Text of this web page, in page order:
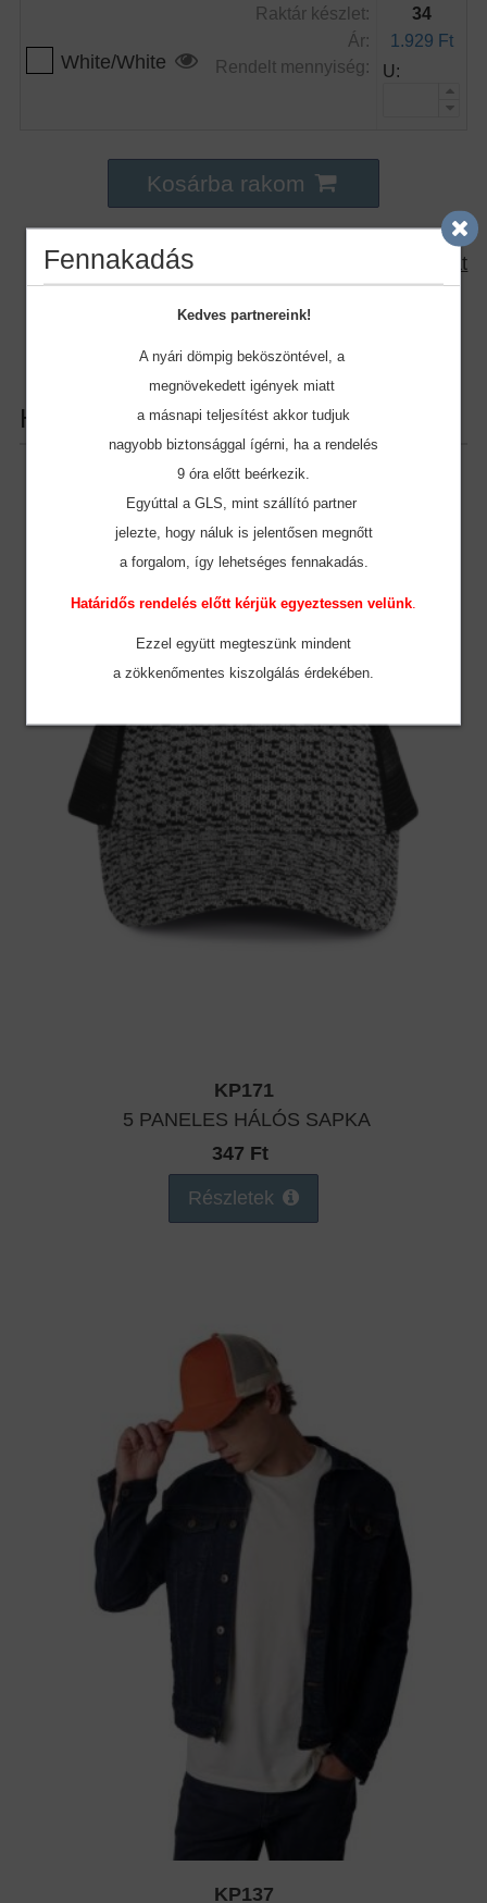
White/White
Raktár készlet:
Ár:
Rendelt mennyiség:
34
1.929 Ft
U:
Kosárba rakom
Nyomtatható változat
Hasonló Termékek
KP171
5 PANELES HÁLÓS SAPKA
347 Ft
Részletek
KP137
Fennakadás
Kedves partnereink!
A nyári dömpig beköszöntével, a
megnövekedett igények miatt
a másnapi teljesítést akkor tudjuk
nagyobb biztonsággal ígérni, ha a rendelés
9 óra előtt beérkezik.
Egyúttal a GLS, mint szállító partner
jelezte, hogy náluk is jelentősen megnőtt
a forgalom, így lehetséges fennakadás.
Határidős rendelés előtt kérjük egyeztessen velünk
Ezzel együtt megteszünk mindent
a zökkenőmentes kiszolgálás érdekében.